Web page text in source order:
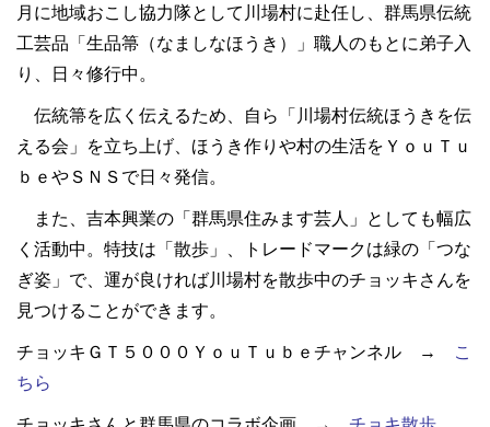
月に地域おこし協力隊として川場村に赴任し、群馬県伝統
工芸品「生品箒（なましなほうき）」職人のもとに弟子入
り、日々修行中。
伝統箒を広く伝えるため、自ら「川場村伝統ほうきを伝
える会」を立ち上げ、ほうき作りや村の生活をＹｏｕＴｕ
ｂｅやＳＮＳで日々発信。
また、吉本興業の「群馬県住みます芸人」としても幅広
く活動中。特技は「散歩」、トレードマークは緑の「つな
ぎ姿」で、運が良ければ川場村を散歩中のチョッキさんを
見つけることができます。
チョッキＧＴ５０００ＹｏｕＴｕｂｅチャンネル →
こ
ちら